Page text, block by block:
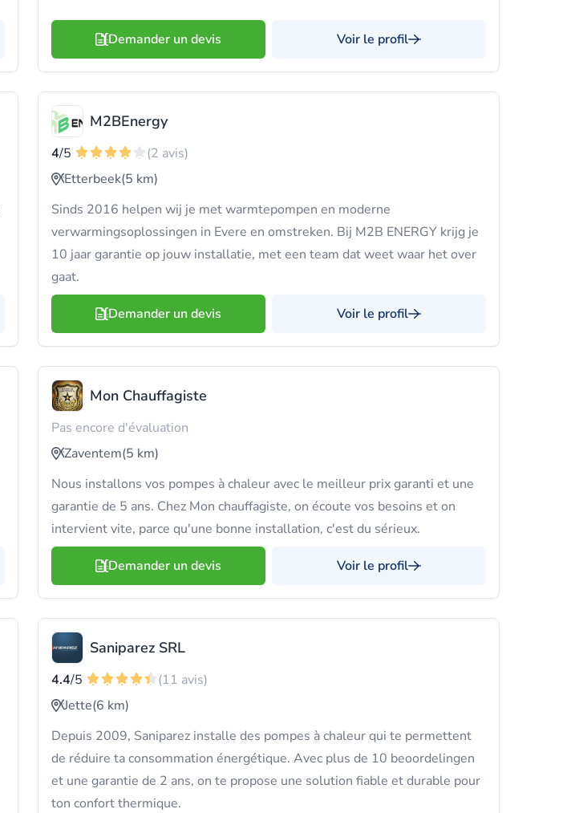
Demander un devis Voir le profil
M2BEnergy
4/5
(2 avis)
Etterbeek(5 km)
Sinds 2016 helpen wij je met warmtepompen en moderne
verwarmingsoplossingen in Evere en omstreken. Bij M2B ENERGY krijg je
10 jaar garantie op jouw installatie, met een team dat weet waar het over
gaat.
Demander un devis Voir le profil
Mon Chauffagiste
Pas encore d'évaluation
Zaventem(5 km)
Nous installons vos pompes à chaleur avec le meilleur prix garanti et une
garantie de 5 ans. Chez Mon chauffagiste, on écoute vos besoins et on
intervient vite, parce qu'une bonne installation, c'est du sérieux.
Demander un devis Voir le profil
Saniparez SRL
4.4/5
(11 avis)
Jette(6 km)
Depuis 2009, Saniparez installe des pompes à chaleur qui te permettent
de réduire ta consommation énergétique. Avec plus de 10 beoordelingen
et une garantie de 2 ans, on te propose une solution fiable et durable pour
ton confort thermique.